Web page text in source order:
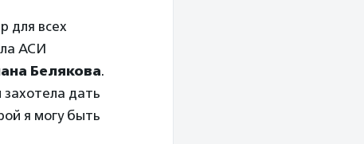
для всех
АСИ
Белякова.
дать
я могу быть